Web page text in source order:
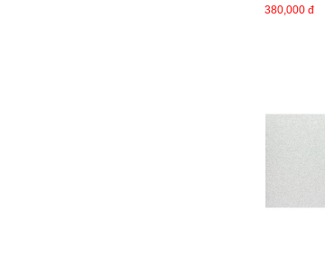
380,000 đ